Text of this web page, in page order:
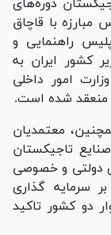
دوره‌های
مبارزه با قاچاق
راهنمایی و
کشور ایران به
امور داخلی
منعقد شده است.
معتمدیان
تاجیکستان
دولتی و خصوصی
سرمایه گذاری
دو کشور تاکید